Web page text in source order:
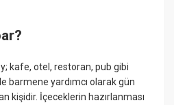
kafe, otel, restoran, pub gibi
barmene yardımcı olarak gün
kişidir. İçeceklerin hazırlanması